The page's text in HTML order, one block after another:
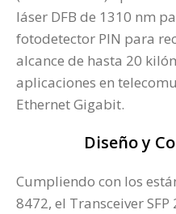
láser DFB de 1310 nm
fotodetector PIN para
alcance de hasta 20
aplicaciones en
Ethernet Gigabit.
Diseño y
Cumpliendo con los
8472, el Transceiver